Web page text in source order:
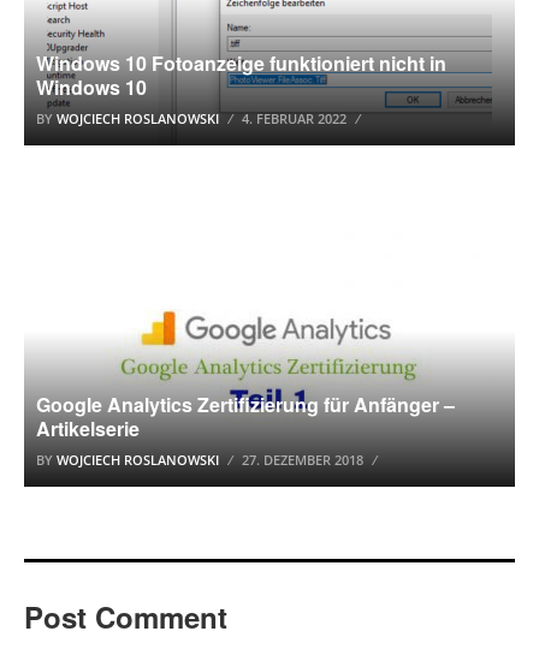
Windows 10 Fotoanzeige funktioniert nicht in
Windows 10
BY WOJCIECH ROSLANOWSKI 4. FEBRUAR 2022
Google Analytics Zertifizierung für Anfänger –
Artikelserie
BY WOJCIECH ROSLANOWSKI 27. DEZEMBER 2018
Post Comment